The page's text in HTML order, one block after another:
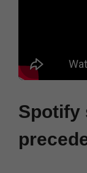
Spotify